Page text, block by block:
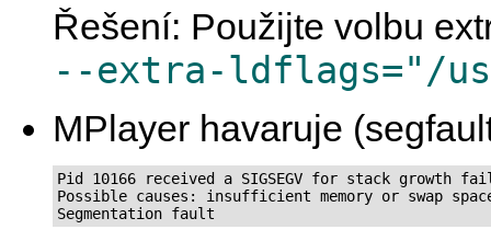
Řešení: Použijte volbu
--extra-ldflags="/
MPlayer havaruje
Pid 10166 received a SIGSEGV for stack growth
Possible causes: insufficient memory or swap
Segmentation fault